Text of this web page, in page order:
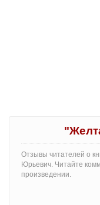
Отзывы читателей о
Юрьевич. Читайте
произведении.